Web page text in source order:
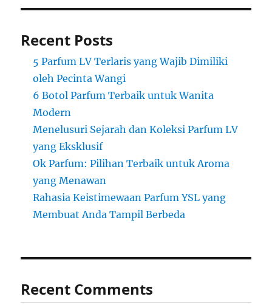
Recent Posts
5 Parfum LV Terlaris yang Wajib Dimiliki
oleh Pecinta Wangi
6 Botol Parfum Terbaik untuk Wanita
Modern
Menelusuri Sejarah dan Koleksi Parfum LV
yang Eksklusif
Ok Parfum: Pilihan Terbaik untuk Aroma
yang Menawan
Rahasia Keistimewaan Parfum YSL yang
Membuat Anda Tampil Berbeda
Recent Comments